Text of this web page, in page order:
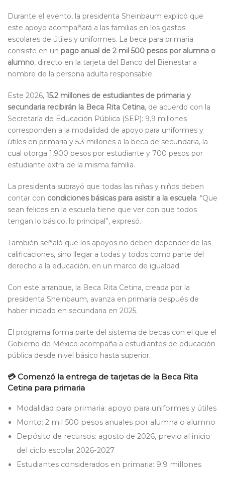
Durante el evento, la presidenta Sheinbaum explicó que
este apoyo acompañará a las familias en los gastos
escolares de útiles y uniformes. La beca para primaria
consiste en un pago anual de 2 mil 500 pesos por alumna o
alumno, directo en la tarjeta del Banco del Bienestar a
nombre de la persona adulta responsable.
Este 2026, 15.2 millones de estudiantes de primaria y
secundaria recibirán la Beca Rita Cetina, de acuerdo con la
Secretaría de Educación Pública (SEP): 9.9 millones
corresponden a la modalidad de apoyo para uniformes y
útiles en primaria y 5.3 millones a la beca de secundaria, la
cual otorga 1,900 pesos por estudiante y 700 pesos por
estudiante extra de la misma familia.
La presidenta subrayó que todas las niñas y niños deben
contar con condiciones básicas para asistir a la escuela. “Que
sean felices en la escuela tiene que ver con que todos
tengan lo básico, lo principal”, expresó.
También señaló que los apoyos no deben depender de las
calificaciones, sino llegar a todas y todos como parte del
derecho a la educación, en un marco de igualdad.
Con este arranque, la Beca Rita Cetina, creada por la
presidenta Sheinbaum, avanza en primaria después de
haber iniciado en secundaria en 2025.
El programa forma parte del sistema de becas con el que el
Gobierno de México acompaña a estudiantes de educación
pública desde nivel básico hasta superior.
💳 Comenzó la entrega de tarjetas de la Beca Rita
Cetina para primaria
Modalidad para primaria: apoyo para uniformes y útiles
Monto: 2 mil 500 pesos anuales por alumna o alumno
Depósito de recursos: agosto de 2026, previo al inicio
del ciclo escolar 2026-2027
Estudiantes considerados en primaria: 9.9 millones